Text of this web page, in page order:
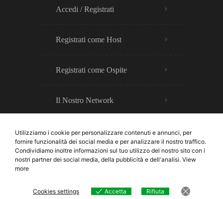
Accedi / Registrati
Registrati come Host
Registrati come Ospite
Il Nostro Network
© 2025 – BNB Europe™ è un sistema con plugin proprietari. Tutti i diritti sono riservati.
Utilizziamo i cookie per personalizzare contenuti e annunci, per
fornire funzionalità dei social media e per analizzare il nostro traffico.
Condividiamo inoltre informazioni sul tuo utilizzo del nostro sito con i
nostri partner dei social media, della pubblicità e dell'analisi. View
more
Cookies settings Accetta Rifiuta
analitici e di marketing. Per dettagli consulta laCookie Policy